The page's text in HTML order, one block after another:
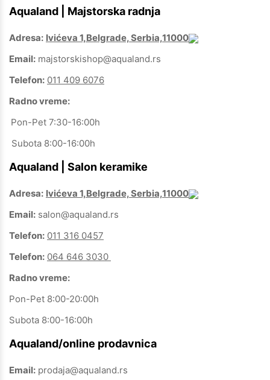
Aqualand | Majstorska radnja
Adresa: Ivićeva 1,Belgrade, Serbia,11000
Email: majstorskishop@aqualand.rs
Telefon: 011 409 6076
Radno vreme:
Pon-Pet 7:30-16:00h
Subota 8:00-16:00h
Aqualand | Salon keramike
Adresa: Ivićeva 1,Belgrade, Serbia,11000
Email: salon@aqualand.rs
Telefon: 011 316 0457
Telefon: 064 646 3030
Radno vreme:
Pon-Pet 8:00-20:00h
Subota 8:00-16:00h
Aqualand/online prodavnica
Email: prodaja@aqualand.rs